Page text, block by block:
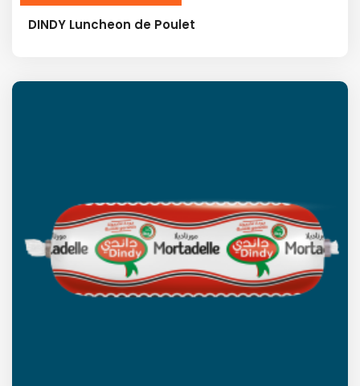
DINDY Luncheon de Poulet